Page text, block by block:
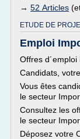
→ 52 Articles
ETUDE DE
Emploi
Offres
Candidats,
Vous êtes
le secteur
Consultez les
le secteur
Déposez votre